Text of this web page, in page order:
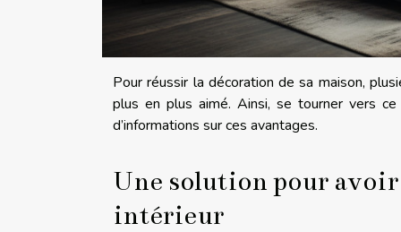
Pour réussir la décoration de sa maison,
plus en plus aimé. Ainsi, se tourner vers
d’informations sur ces avantages.
Une solution pour
intérieur